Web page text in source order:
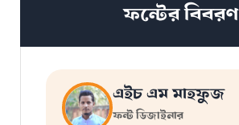
ফন্টের বিবরণ
এইচ এম মাহফুজ
ফন্ট ডিজাইনার